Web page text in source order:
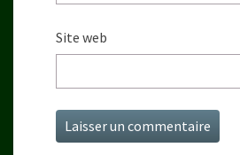
Site web